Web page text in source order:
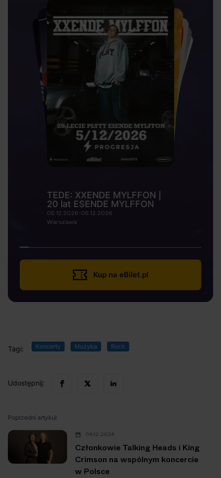
TEDE: XXENDE MYLFFON |
20 lat ESENDE MYLFFON
05.12.2026-05.12.2026
Warszawa
Kup na eBilet.pl
Tagi: Koncerty Muzyka Rock
Udostępnij:
Poprzedni artykuł
06.12.2024
Członkowie Talking Heads i King
Crimson na wspólnym koncercie
w Polsce